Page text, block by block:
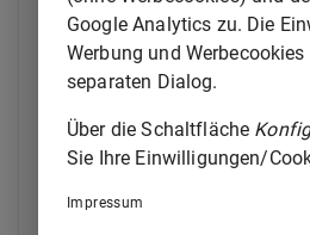
Qualifikationsprüfung für den
Qualifikationsebene
§ 22 Zulassung
Google Analytics zu. Die
Werbung und
separaten Dialog.
Über die Schaltfläche
Sie Ihre Einwilligungen/
Impressum